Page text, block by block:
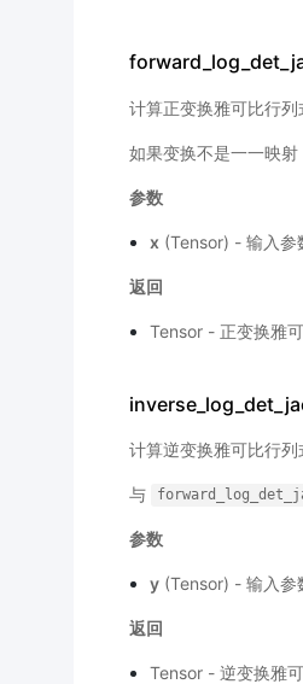
计算正变换雅可比行
如果变换不是一一映
参数
x (Tensor) - 输入参
返回
Tensor - 正变换雅
计算逆变换雅可比行
与
参数
y(Tensor) - 输入参
返回
Tensor - 逆变换雅